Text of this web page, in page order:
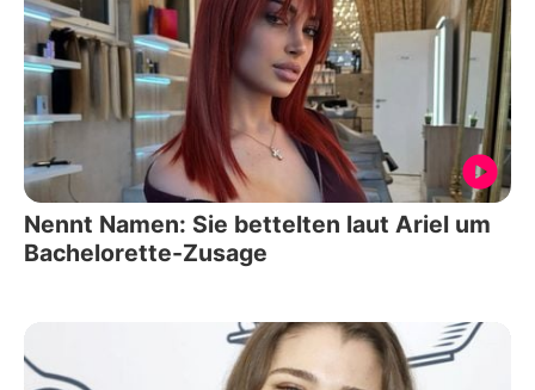
Nennt Namen: Sie bettelten laut Ariel um
Bachelorette-Zusage